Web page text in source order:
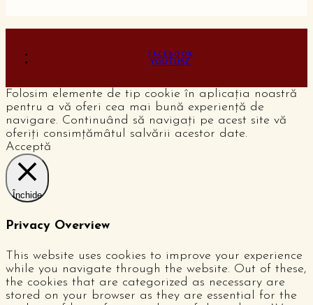
FACEBOOK
YOUTUBE
Folosim elemente de tip cookie în aplicația noastră
pentru a vă oferi cea mai bună experiență de
navigare. Continuând să navigați pe acest site vă
oferiți consimțămâtul salvării acestor date.
Acceptă
Închide
Privacy Overview
This website uses cookies to improve your experience
while you navigate through the website. Out of these,
the cookies that are categorized as necessary are
stored on your browser as they are essential for the